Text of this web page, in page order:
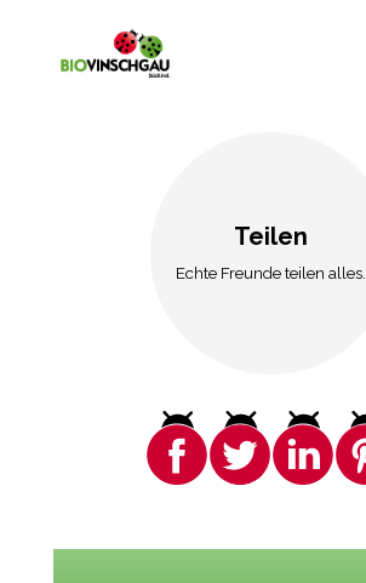
Teilen
Echte Freunde teilen alles.